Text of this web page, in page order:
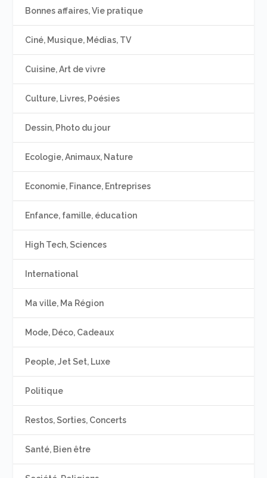
Bonnes affaires, Vie pratique
Ciné, Musique, Médias, TV
Cuisine, Art de vivre
Culture, Livres, Poésies
Dessin, Photo du jour
Ecologie, Animaux, Nature
Economie, Finance, Entreprises
Enfance, famille, éducation
High Tech, Sciences
International
Ma ville, Ma Région
Mode, Déco, Cadeaux
People, Jet Set, Luxe
Politique
Restos, Sorties, Concerts
Santé, Bien être